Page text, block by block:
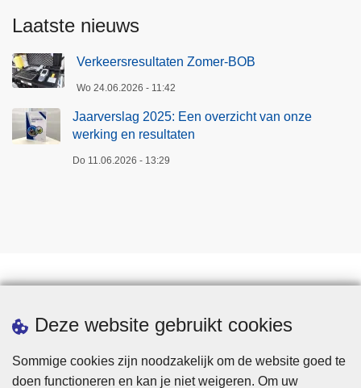
Deze website gebruikt cookies
Sommige cookies zijn noodzakelijk om de website goed te
doen functioneren en kan je niet weigeren. Om uw
Laatste nieuws
Verkeersresultaten Zomer-BOB
Wo 24.06.2026 - 11:42
Jaarverslag 2025: Een overzicht van onze
werking en resultaten
Do 11.06.2026 - 13:29
Een afspraak maken